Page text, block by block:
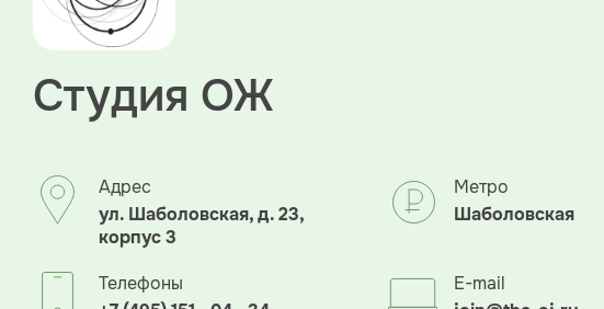
Студия ОЖ
Адрес
ул. Шаболовская, д. 23,
корпус 3
Метро
Шаболовская
Телефоны E-mail